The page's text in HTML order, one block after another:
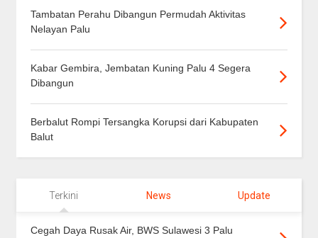
Tambatan Perahu Dibangun Permudah Aktivitas
Nelayan Palu
Kabar Gembira, Jembatan Kuning Palu 4 Segera
Dibangun
Berbalut Rompi Tersangka Korupsi dari Kabupaten
Balut
Terkini News Update
Cegah Daya Rusak Air, BWS Sulawesi 3 Palu